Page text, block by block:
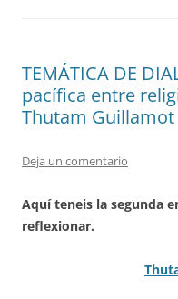
TEMÁTICA DE
pacífica entre
Thutam Guillamot
Deja un comentario
Aquí teneis la segunda
reflexionar.